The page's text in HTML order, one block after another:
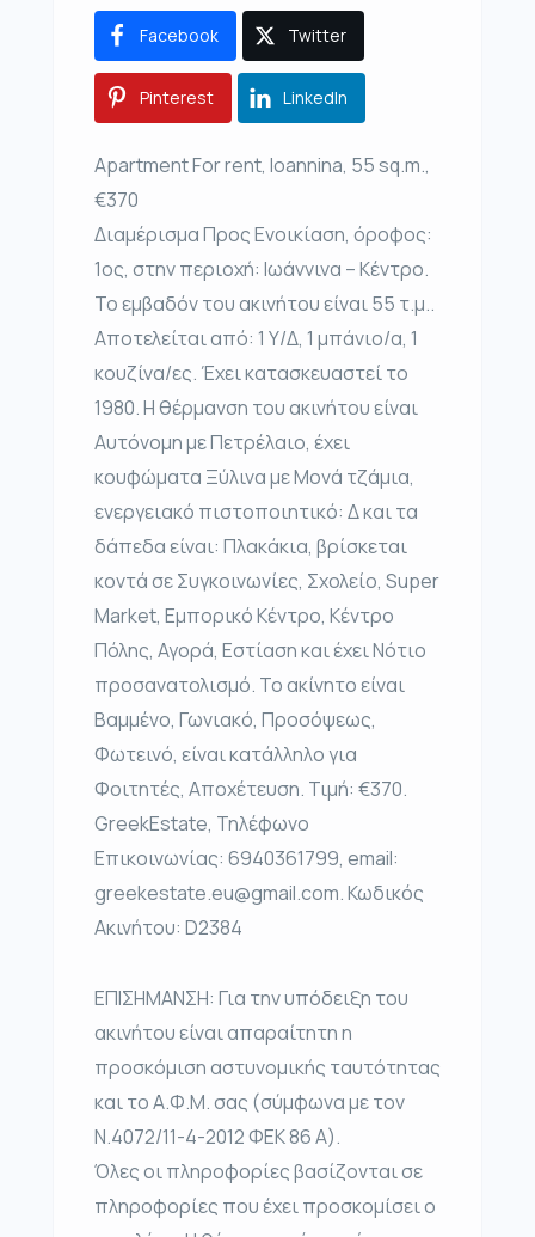
Facebook Twitter
Pinterest LinkedIn
Apartment For rent, Ioannina, 55 sq.m.,
€370
Διαμέρισμα Προς Ενοικίαση, όροφος:
1ος, στην περιοχή: Ιωάννινα – Κέντρο.
Το εμβαδόν του ακινήτου είναι 55 τ.μ..
Αποτελείται από: 1 Υ/Δ, 1 μπάνιο/α, 1
κουζίνα/ες. Έχει κατασκευαστεί το
1980. Η θέρμανση του ακινήτου είναι
Αυτόνομη με Πετρέλαιο, έχει
κουφώματα Ξύλινα με Μονά τζάμια,
ενεργειακό πιστοποιητικό: Δ και τα
δάπεδα είναι: Πλακάκια, βρίσκεται
κοντά σε Συγκοινωνίες, Σχολείο, Super
Market, Εμπορικό Κέντρο, Κέντρο
Πόλης, Αγορά, Εστίαση και έχει Νότιο
προσανατολισμό. Το ακίνητο είναι
Βαμμένο, Γωνιακό, Προσόψεως,
Φωτεινό, είναι κατάλληλο για
Φοιτητές, Αποχέτευση. Τιμή: €370.
GreekEstate, Τηλέφωνο
Επικοινωνίας: 6940361799, email:
greekestate.eu@gmail.com. Κωδικός
Ακινήτου: D2384
ΕΠΙΣΗΜΑΝΣΗ: Για την υπόδειξη του
ακινήτου είναι απαραίτητη η
προσκόμιση αστυνομικής ταυτότητας
και το Α.Φ.Μ. σας (σύμφωνα με τον
Ν.4072/11-4-2012 ΦΕΚ 86 Α).
Όλες οι πληροφορίες βασίζονται σε
πληροφορίες που έχει προσκομίσει ο